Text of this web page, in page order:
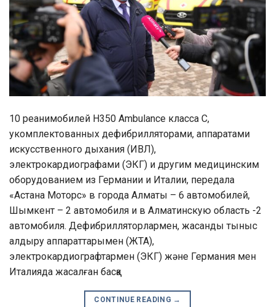
10 реанимобилей H350 Ambulance класса С,
укомплектованных дефибрилляторами, аппаратами
искусственного дыхания (ИВЛ),
электрокардиографами (ЭКГ) и другим медицинским
оборудованием из Германии и Италии, передала
«Астана Моторс» в города Алматы – 6 автомобилей,
Шымкент – 2 автомобиля и в Алматинскую область -2
автомобиля. Дефибрилляторлармен, жасанды тыныс
алдыру аппараттарымен (ЖТА),
электрокардиографтармен (ЭКГ) және Германия мен
Италияда жасалған басқа
CONTINUE READING →